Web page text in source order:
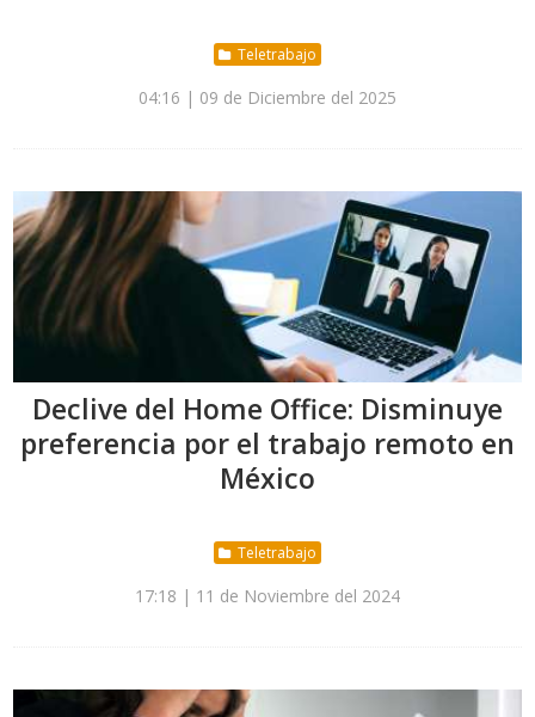
Teletrabajo
04:16 | 09 de Diciembre del 2025
Declive del Home Office: Disminuye
preferencia por el trabajo remoto en
México
Teletrabajo
17:18 | 11 de Noviembre del 2024